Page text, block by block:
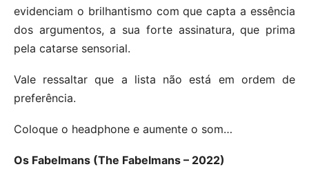
evidenciam o brilhantismo com que capta a essência
dos argumentos, a sua forte assinatura, que prima
pela catarse sensorial.
Vale ressaltar que a lista não está em ordem de
preferência.
Coloque o headphone e aumente o som…
Os Fabelmans (The Fabelmans – 2022)